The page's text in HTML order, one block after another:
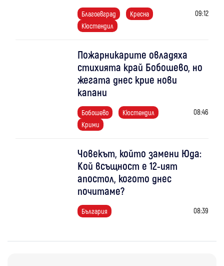
Благоевград
Кресна
Кюстендил
09:12
Пожарникарите овладяха
стихията край Бобошево, но
жегата днес крие нови
капани
Бобошево
Кюстендил
Крими
08:46
Човекът, който замени Юда:
Кой всъщност е 12-ият
апостол, когото днес
почитаме?
България 08:39